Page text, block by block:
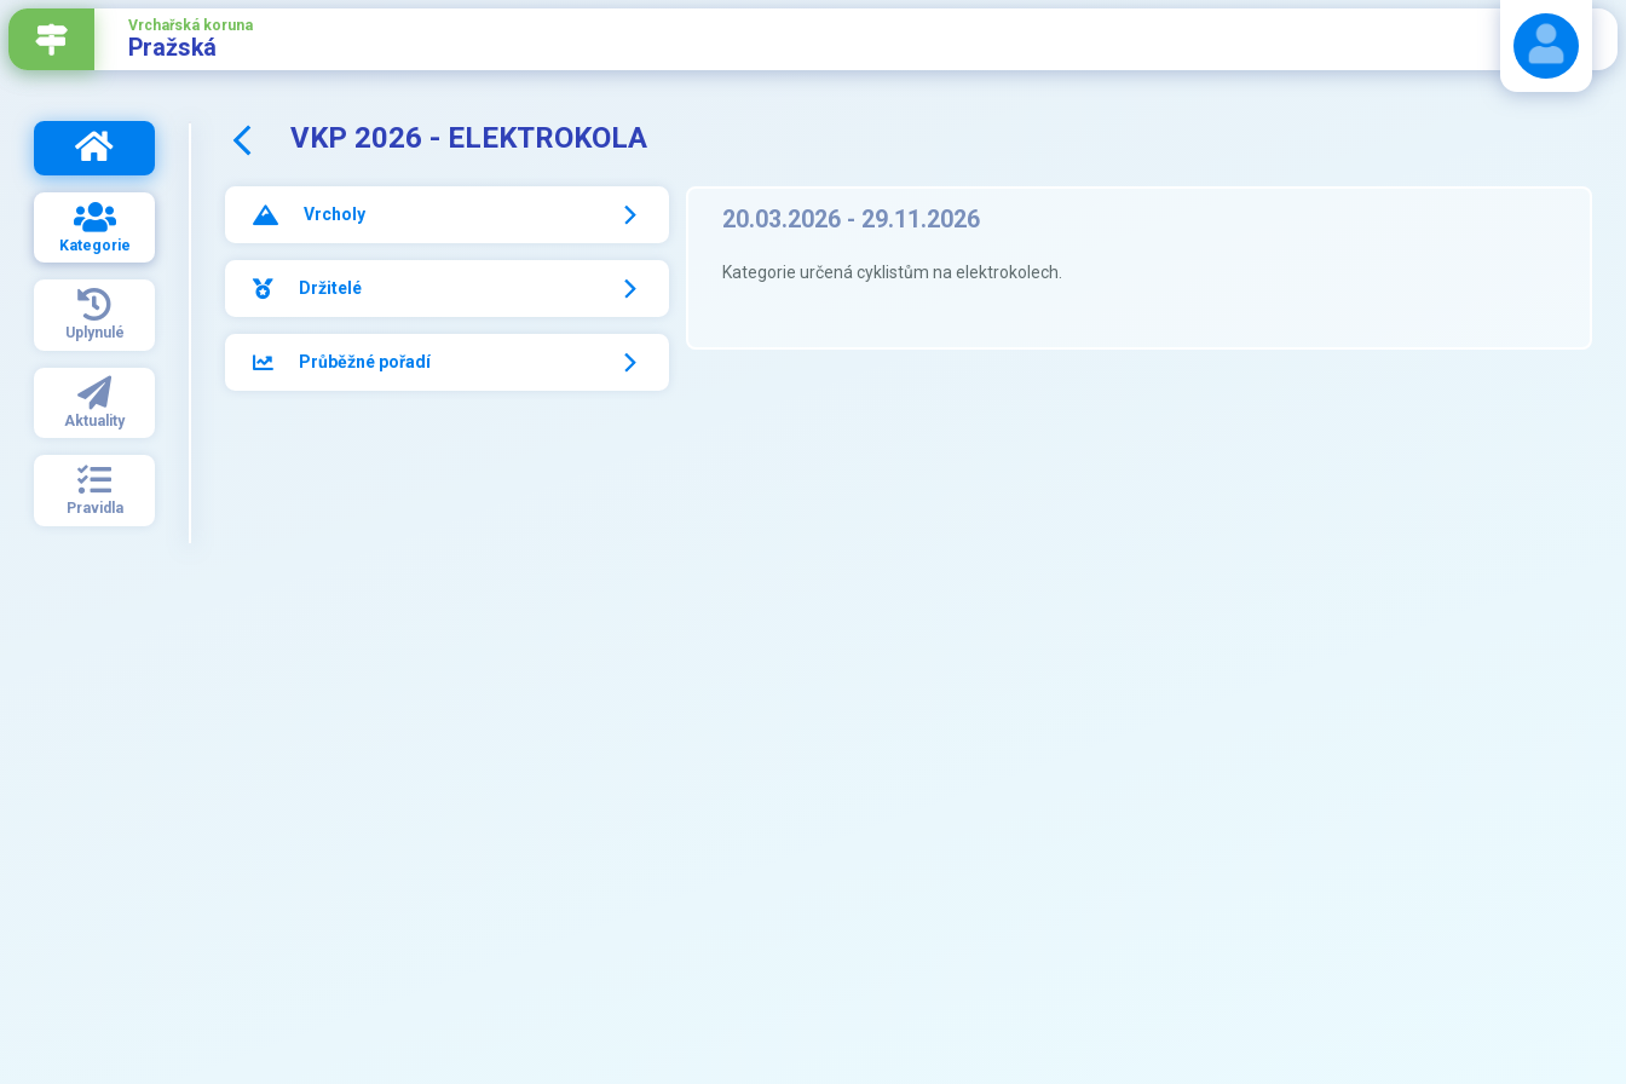
Vrchařská koruna
Pražská
Kategorie
Uplynulé
Aktuality
Pravidla
VKP 2026 - ELEKTROKOLA
Vrcholy
Držitelé
Průběžné pořadí
20.03.2026 - 29.11.2026
Kategorie určená cyklistům na elektrokolech.